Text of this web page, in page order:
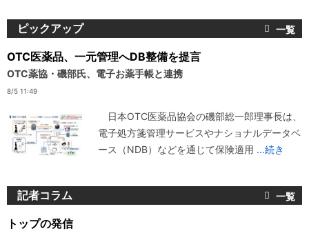
ピックアップ
OTC医薬品、一元管理へDB整備を提言
OTC薬協・磯部氏、電子お薬手帳と連携
8/5 11:49
日本OTC医薬品協会の磯部総一郎理事長は、
電子処方箋管理サービスやナショナルデータベ
ース（NDB）などを通じて保険適用 ...続き
記者コラム
トップの発信